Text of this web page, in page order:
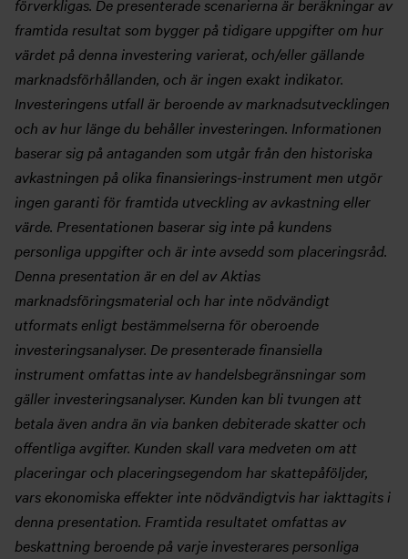
förverkligas. De presenterade scenarierna är beräkningar av
framtida resultat som bygger på tidigare uppgifter om hur
värdet på denna investering varierat, och/eller gällande
marknadsförhållanden, och är ingen exakt indikator.
Investeringens utfall är beroende av marknadsutvecklingen
och av hur länge du behåller investeringen. Informationen
baserar sig på antaganden som utgår från den historiska
avkastningen på olika finansierings-instrument men utgör
ingen garanti för framtida utveckling av avkastning eller
värde. Presentationen baserar sig inte på kundens
personliga uppgifter och är inte avsedd som placeringsråd.
Denna presentation är en del av Aktias
marknadsföringsmaterial och har inte nödvändigt
utformats enligt bestämmelserna för oberoende
investeringsanalyser. De presenterade finansiella
instrument omfattas inte av handelsbegränsningar som
gäller investeringsanalyser. Kunden kan bli tvungen att
betala även andra än via banken debiterade skatter och
offentliga avgifter. Kunden skall vara medveten om att
placeringar och placeringsegendom har skattepåföljder,
vars ekonomiska effekter inte nödvändigtvis har iakttagits i
denna presentation. Framtida resultatet omfattas av
beskattning beroende på varje investerares personliga